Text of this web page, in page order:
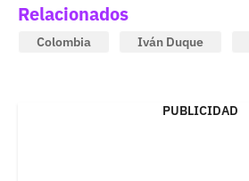
Relacionados
Colombia Iván Duque
PUBLICIDAD